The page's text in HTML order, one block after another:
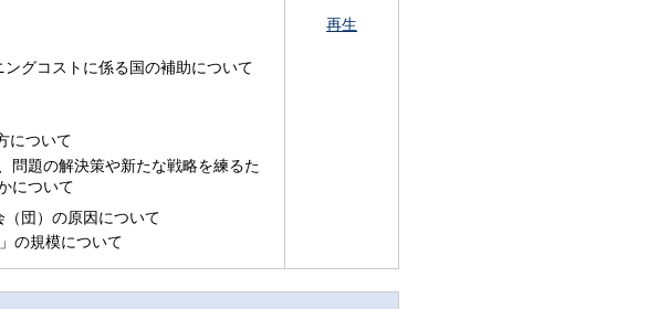
グコストに係る国の補助について
について
問題の解決策や新たな戦略を練るた
について
団）の原因について
の規模について
再生